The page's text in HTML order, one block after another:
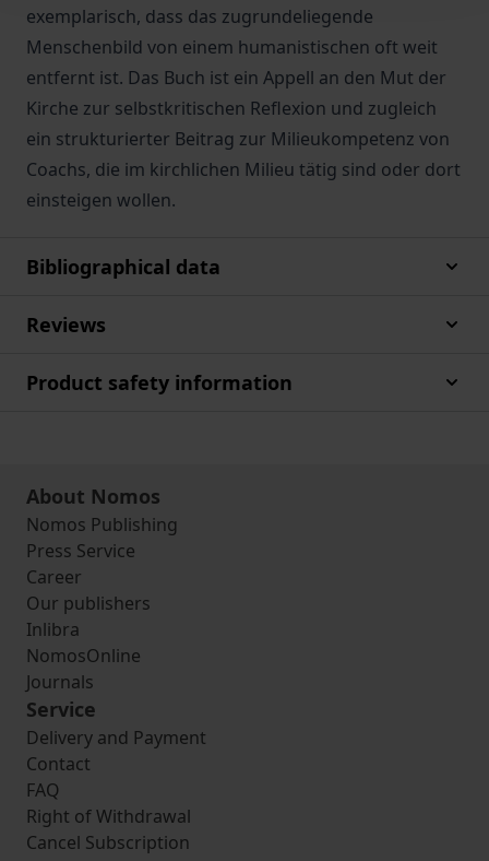
exemplarisch, dass das zugrundeliegende
Menschenbild von einem humanistischen oft weit
entfernt ist. Das Buch ist ein Appell an den Mut der
Kirche zur selbstkritischen Reflexion und zugleich
ein strukturierter Beitrag zur Milieukompetenz von
Coachs, die im kirchlichen Milieu tätig sind oder dort
einsteigen wollen.
Bibliographical data
Reviews
Product safety information
About Nomos
Nomos Publishing
Press Service
Career
Our publishers
Inlibra
NomosOnline
Journals
Service
Delivery and Payment
Contact
FAQ
Right of Withdrawal
Cancel Subscription